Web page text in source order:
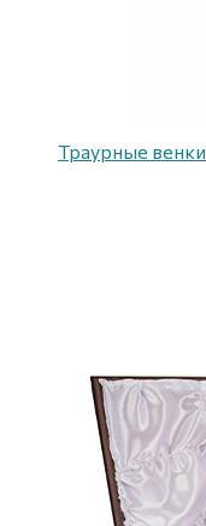
Траурные венки